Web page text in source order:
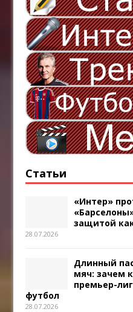
Статьи
«Интер»
защитой
28.07.2026
Длинный
мяч: зачем
премьер-
футбол
28.07.2026